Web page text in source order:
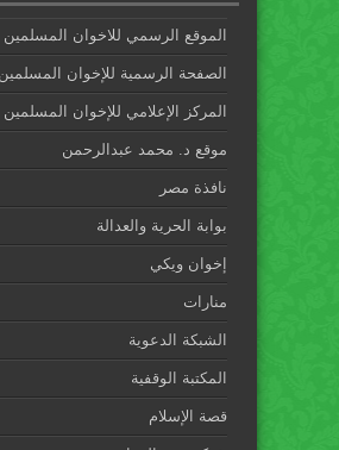
الموقع الرسمي للاخوان المسلمين
الصفحة الرسمية للإخوان المسلمين
المركز الإعلامي للإخوان المسلمين
موقع د. محمد عبدالرحمن
نافذة مصر
بوابة الحرية والعدالة
إخوان ويكي
منارات
الشبكة الدعوية
المكتبة الوقفية
قصة الإسلام